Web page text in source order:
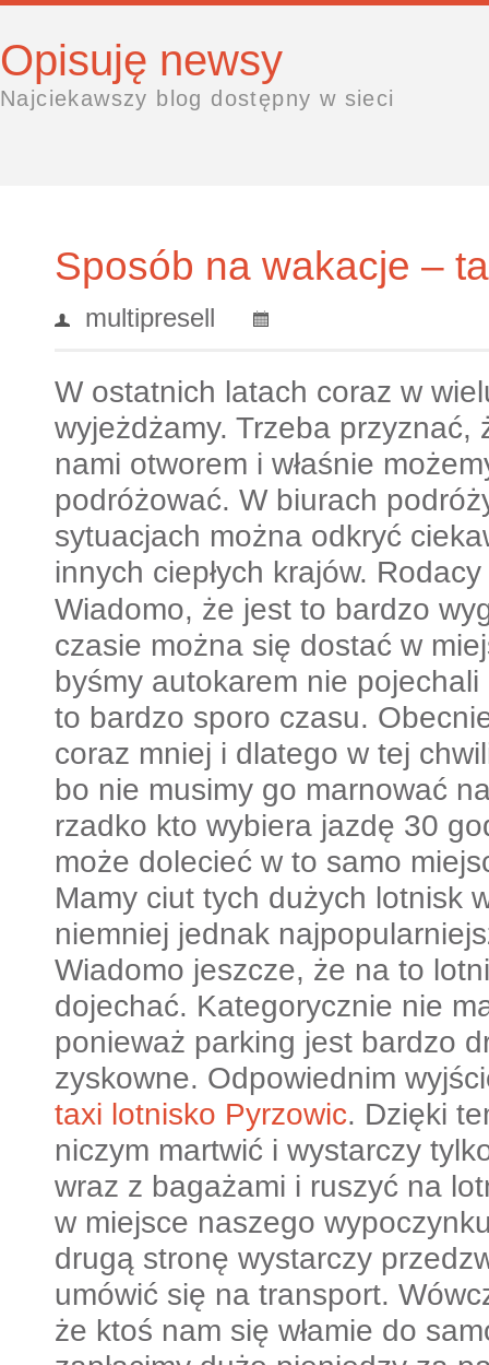
Opisuję newsy
Najciekawszy blog dostępny w sieci
Sposób na wakacje –
multipresell
W ostatnich latach coraz w
wyjeżdżamy. Trzeba przyznać,
nami otworem i właśnie
podróżować. W biurach
sytuacjach można odkryć
innych ciepłych krajów.
Wiadomo, że jest to bardzo
czasie można się dostać w
byśmy autokarem nie
to bardzo sporo czasu.
coraz mniej i dlatego w tej
bo nie musimy go marnować
rzadko kto wybiera jazdę 30
może dolecieć w to samo
Mamy ciut tych dużych lotnisk
niemniej jednak
Wiadomo jeszcze, że na to
dojechać. Kategorycznie nie
ponieważ parking jest bardzo
zyskowne. Odpowiednim
taxi lotnisko Pyrzowic. Dzięki
niczym martwić i wystarczy
wraz z bagażami i ruszyć na
w miejsce naszego
drugą stronę wystarczy
umówić się na transport.
że ktoś nam się włamie do